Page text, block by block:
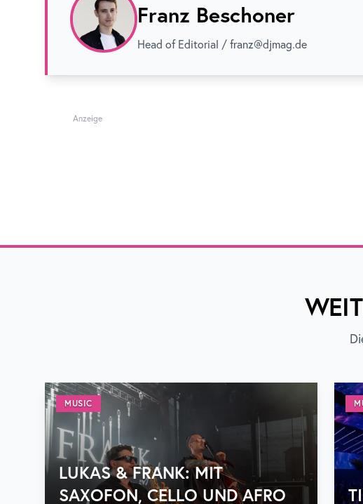
Franz Beschoner
Head of Editorial / franz@djmag.de
Anzeige
MUSIC
LUKAS & FRANK: MIT
SAXOFON, CELLO UND AFRO